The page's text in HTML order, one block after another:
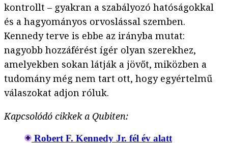
kontrollt – gyakran a szabályozó hatóságokkal
és a hagyományos orvoslással szemben.
Kennedy terve is ebbe az irányba mutat:
nagyobb hozzáférést ígér olyan szerekhez,
amelyekben sokan látják a jövőt, miközben a
tudomány még nem tart ott, hogy egyértelmű
válaszokat adjon róluk.
Kapcsolódó cikkek a Qubiten:
Robert F. Kennedy Jr. fél év alatt